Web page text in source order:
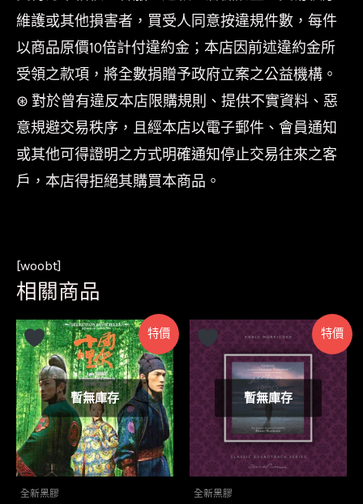
維護或其他損害者，買受人同意按違規件數，每件
以商品原價10倍計付違約金；本店因前述違約金所
受領之款項，將全數捐贈予政府立案之公益機構。
⊛ 對於曾有違反本店限購規則、提供不實資料、惡
意規避交易秩序，且經本店以電子郵件、會員通知
或其他可得證明之方式明確通知停止交易往來之客
戶，本店得拒絕其購買本商品。
[woobt]
相關商品
特價
暫無庫存
全新黑膠
特價
暫無庫存
全新黑膠